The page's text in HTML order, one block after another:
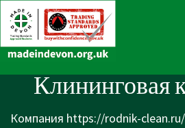
Skip
to
Content
Main
Navigation
Клининговая
Компания https://rodnik-clean.ru/